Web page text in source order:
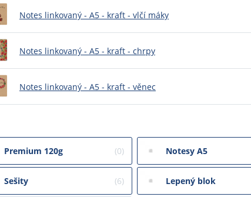
Notes linkovaný - A5 - kraft - vlčí máky
Notes linkovaný - A5 - kraft - chrpy
Notes linkovaný - A5 - kraft - věnec
Premium 120g (0) Notesy A5
Sešity (6) Lepený blok